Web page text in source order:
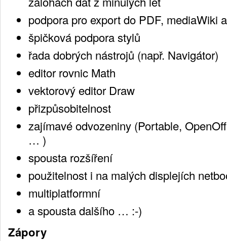
podpora pro export do PDF, mediaWiki
špičková podpora stylů
řada dobrých nástrojů (např. Navigátor)
editor rovnic Math
vektorový editor Draw
přizpůsobitelnost
zajímavé odvozeniny (Portable,
… )
spousta rozšíření
použitelnost i na malých displejích
multiplatformní
a spousta dalšího … :-)
Zápory